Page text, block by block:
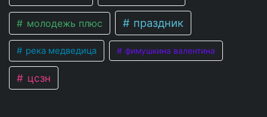
молодежь плюс праздник
река медведица фимушкина валентина
цсзн